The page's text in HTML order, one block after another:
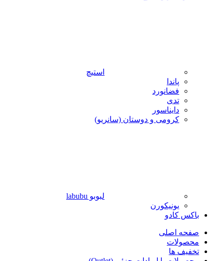
استیچ
پاندا
فضانورد
تدی
دایناسور
کرومی و دوستان (سانریو)
لبوبو labubu
یونیکورن
باکس کادو
صفحه اصلی
محصولات
تخفیف ها